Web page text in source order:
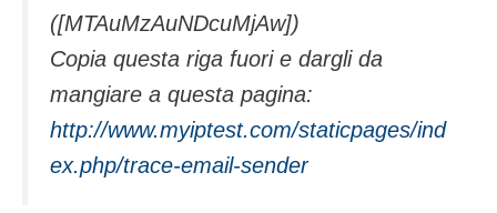
([MTAuMzAuNDcuMjAw])
Copia questa riga fuori e dargli da
mangiare a questa pagina:
http://www.myiptest.com/staticpages/ind
ex.php/trace-email-sender